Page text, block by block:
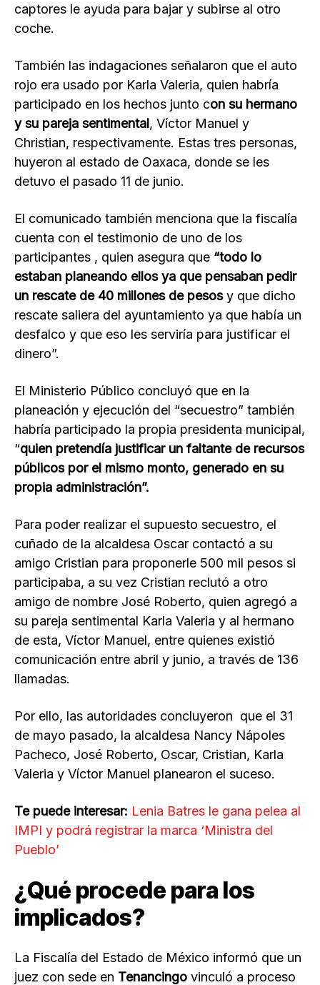
captores le ayuda para bajar y subirse al otro
coche.
También las indagaciones señalaron que el auto
rojo era usado por Karla Valeria, quien habría
participado en los hechos junto con su hermano
y su pareja sentimental, Víctor Manuel y
Christian, respectivamente. Estas tres personas,
huyeron al estado de Oaxaca, donde se les
detuvo el pasado 11 de junio.
El comunicado también menciona que la fiscalía
cuenta con el testimonio de uno de los
participantes , quien asegura que “todo lo
estaban planeando ellos ya que pensaban pedir
un rescate de 40 millones de pesosy que dicho
rescate saliera del ayuntamiento ya que había un
desfalco y que eso les serviría para justificar el
dinero”.
El Ministerio Público concluyó que en la
planeación y ejecución del “secuestro” también
habría participado la propia presidenta municipal,
“quien pretendía justificar un faltante de recursos
públicos por el mismo monto, generado en su
propia administración”.
Para poder realizar el supuesto secuestro, el
cuñado de la alcaldesa Oscar contactó a su
amigo Cristian para proponerle 500 mil pesos si
participaba, a su vez Cristian reclutó a otro
amigo de nombre José Roberto, quien agregó a
su pareja sentimental Karla Valeria y al hermano
de esta, Víctor Manuel, entre quienes existió
comunicación entre abril y junio, a través de 136
llamadas.
Por ello, las autoridades concluyeron que el 31
de mayo pasado, la alcaldesa Nancy Nápoles
Pacheco, José Roberto, Oscar, Cristian, Karla
Valeria y Víctor Manuel planearon el suceso.
Te puede interesar: Lenia Batres le gana pelea al
IMPI y podrá registrar la marca ‘Ministra del
Pueblo’
¿Qué procede para los
implicados?
La Fiscalía del Estado de México informó que un
juez con sede en Tenancingo vinculó a proceso